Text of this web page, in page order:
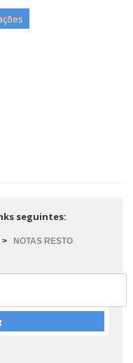
seguintes:
>
NOTAS RESTO